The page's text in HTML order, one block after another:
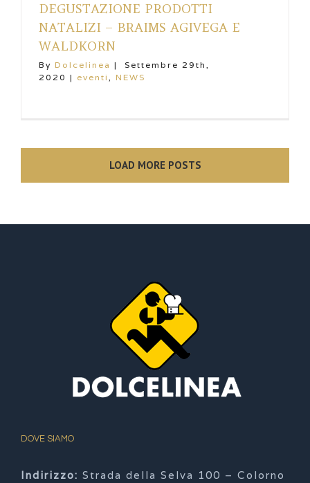
DEGUSTAZIONE PRODOTTI
NATALIZI – BRAIMS AGIVEGA E
WALDKORN
By Dolcelinea |
Settembre 29th,
2020 | eventi NEWS
LOAD MORE POSTS
DOVE SIAMO
Indirizzo: Strada della Selva 100 – Colorno